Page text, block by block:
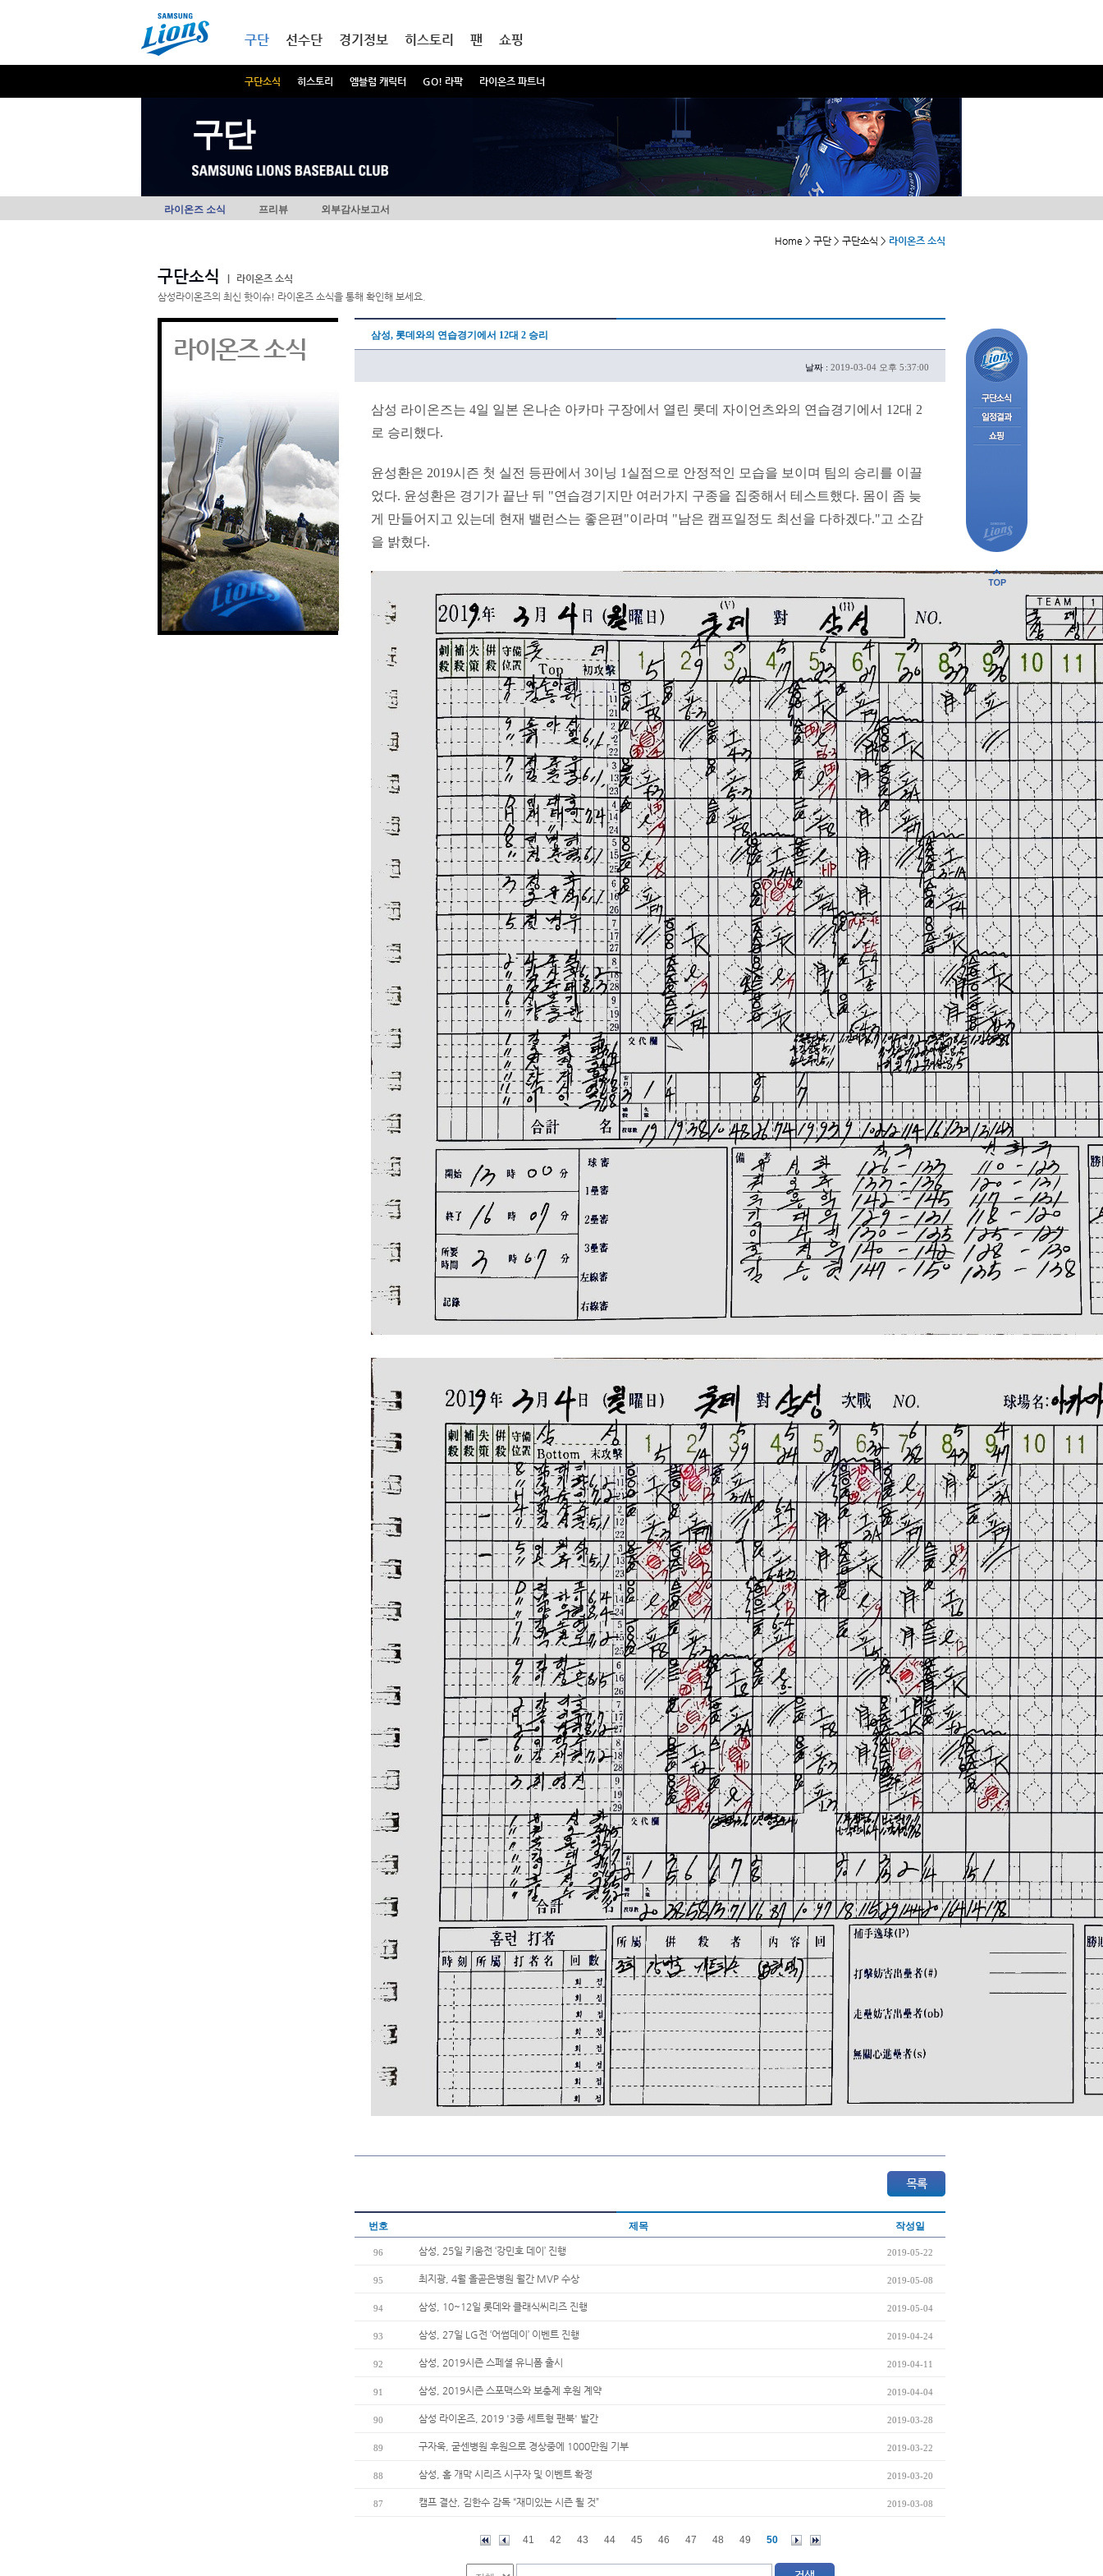
구단
구단소식 히스토리 엠블럼 캐릭터 GO! 라팍 라이온즈 파트너
선수단 경기정보 히스토리 팬 쇼핑
구단
라이온즈 소식 프리뷰 외부감사보고서
Home > 구단 > 구단소식 > 라이온즈 소식
구단소식
라이온즈 소식
삼성라이온즈의 최신 핫이슈! 라이온즈 소식을 통해 확인해 보세요.
라이온즈 소식 삼성, 롯데와의 연습경기에서 12대 2 승리
날짜 : 2019-03-04 오후 5:37:00
삼성 라이온즈는 4일 일본 온나손 아카마 구장에서 열린 롯데 자이언츠와의 연습경기에서 12대 2
로 승리했다.
윤성환은 2019시즌 첫 실전 등판에서 3이닝 1실점으로 안정적인 모습을 보이며 팀의 승리를 이끌
었다. 윤성환은 경기가 끝난 뒤 "연습경기지만 여러가지 구종을 집중해서 테스트했다. 몸이 좀 늦
게 만들어지고 있는데 현재 밸런스는 좋은편"이라며 "남은 캠프일정도 최선을 다하겠다."고 소감
을 밝혔다.
번호 제목 작성일
96 삼성, 25일 키움전 ‘강민호 데이’ 진행 2019-05-22
95 최지광, 4월 올곧은병원 월간 MVP 수상 2019-05-08
94 삼성, 10~12일 롯데와 클래식씨리즈 진행 2019-05-04
93 삼성, 27일 LG전 ‘어썸데이’ 이벤트 진행 2019-04-24
92 삼성, 2019시즌 스페셜 유니폼 출시 2019-04-11
91 삼성, 2019시즌 스포맥스와 보충제 후원 계약 2019-04-04
90 삼성 라이온즈, 2019 '3종 세트형 팬북' 발간 2019-03-28
89 구자욱, 굳센병원 후원으로 경상중에 1000만원 기부 2019-03-22
88 삼성, 홈 개막 시리즈 시구자 및 이벤트 확정 2019-03-20
87 캠프 결산, 김한수 감독 “재미있는 시즌 될 것” 2019-03-08
41 42 43 44 45 46 47 48 49 50